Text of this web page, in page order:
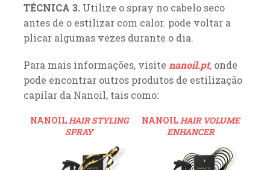
TÉCNICA 3. Utilize o spray no cabelo seco
antes de o estilizar com calor. pode voltar a
plicar algumas vezes durante o dia.
Para mais informações, visite nanoil.pt, onde
pode encontrar outros produtos de estilização
capilar da Nanoil, tais como:
NANOILHAIR STYLING
SPRAY
NANOILHAIR VOLUME
ENHANCER